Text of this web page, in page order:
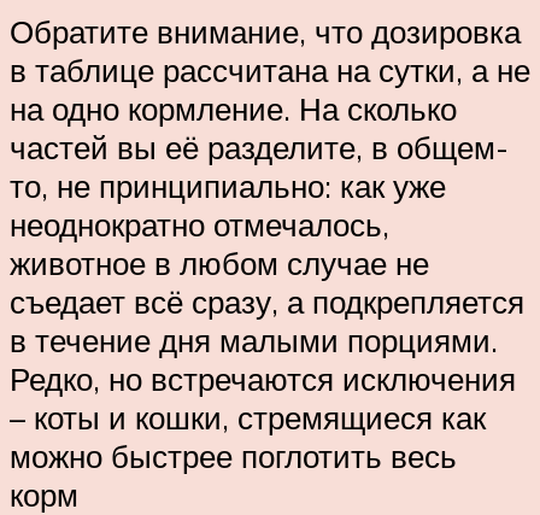
Обратите внимание, что дозировка
в таблице рассчитана на сутки, а не
на одно кормление. На сколько
частей вы её разделите, в общем-
то, не принципиально: как уже
неоднократно отмечалось,
животное в любом случае не
съедает всё сразу, а подкрепляется
в течение дня малыми порциями.
Редко, но встречаются исключения
– коты и кошки, стремящиеся как
можно быстрее поглотить весь
корм